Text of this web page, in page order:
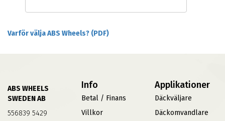
Varför välja ABS Wheels? (PDF)
ABS WHEELS
SWEDEN AB
556839 5429
Info
Betal / Finans
Villkor
Applikationer
Däckväljare
Däckomvandlare